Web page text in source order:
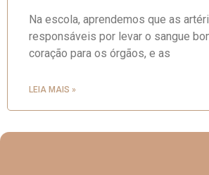
Na escola, aprendemos que as
responsáveis por levar o sangue
coração para os órgãos, e as
LEIA MAIS »